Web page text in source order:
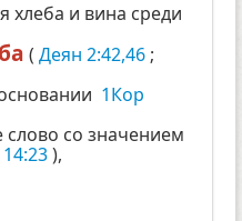
хлеба и вина среди
( Деян 2:42,46 ;
1Кор
слово со значением
),